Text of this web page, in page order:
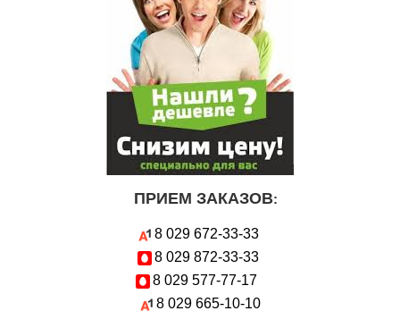
ПРИЕМ ЗАКАЗОВ:
8 029 672-33-33
8 029 872-33-33
8 029 577-77-17
8 029 665-10-10